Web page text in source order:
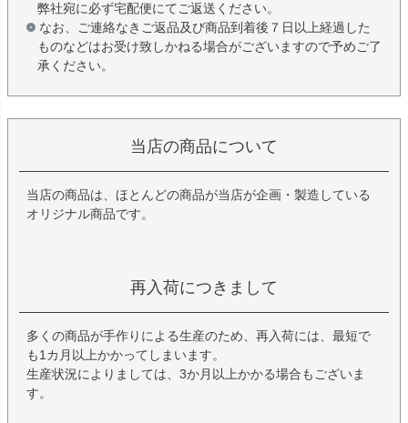
弊社宛に必ず宅配便にてご返送ください。
なお、ご連絡なきご返品及び商品到着後７日以上経過した
ものなどはお受け致しかねる場合がございますので予めご了
承ください。
当店の商品について
当店の商品は、ほとんどの商品が当店が企画・製造している
オリジナル商品です。
再入荷につきまして
多くの商品が手作りによる生産のため、再入荷には、最短で
も1カ月以上かかってしまいます。
生産状況によりましては、3か月以上かかる場合もございま
す。